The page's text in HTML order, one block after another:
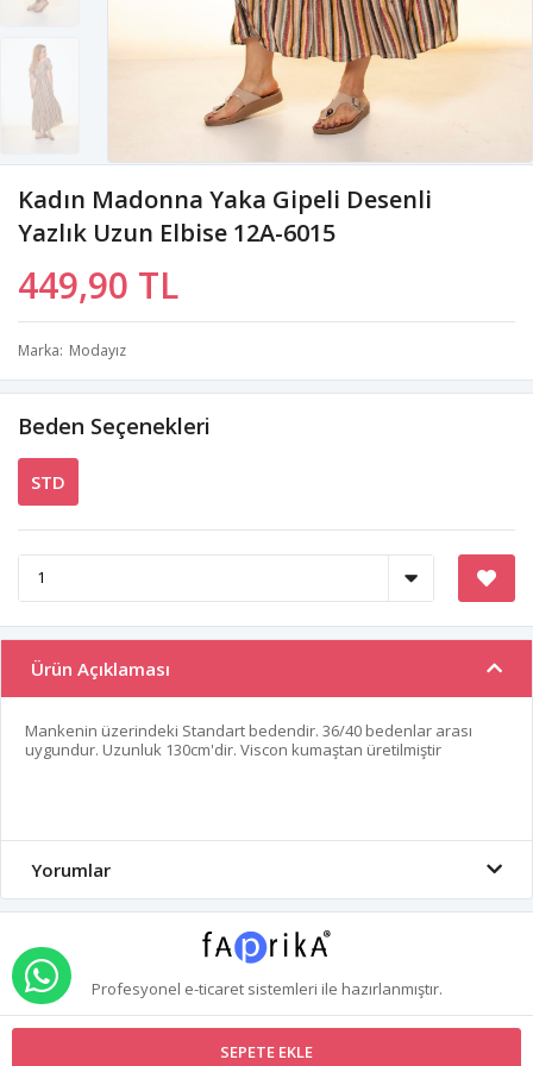
Kadın Madonna Yaka Gipeli Desenli
Yazlık Uzun Elbise 12A-6015
449,90 TL
Marka Modayız
Beden Seçenekleri
STD
SEPETE EKLE
Ürün Açıklaması
Mankenin üzerindeki Standart bedendir. 36/40 bedenlar arası
uygundur. Uzunluk 130cm'dir. Viscon kumaştan üretilmiştir
Yorumlar
Profesyonel e-ticaretsistemleri ile hazırlanmıştır.